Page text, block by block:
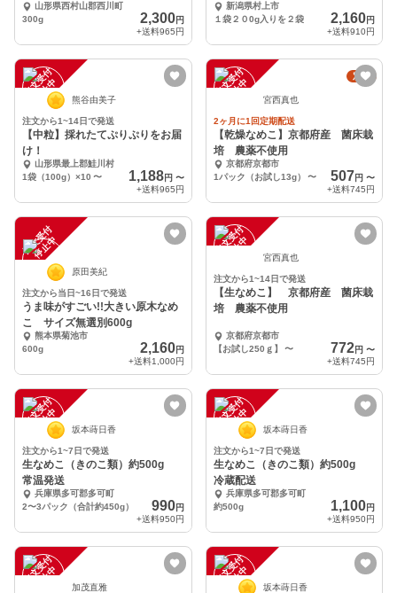
山形県西村山郡西川町
300g
2,300円
+送料965円
新潟県村上市
１袋２０0g入りを２袋
2,160円
+送料910円
注
文
受
付
停
止
中 熊谷由美子
注文から1~14日で発送
【中粒】採れたてぷりぷりをお届
け！
山形県最上郡鮭川村
1袋（100g）×10 〜 1,188円 〜
+送料965円
注
文
受
付
停
止
中
定期
宮西真也
2ヶ月に1回定期配送
【乾燥なめこ】京都府産 菌床栽
培 農薬不使用
京都府京都市
1パック（お試し13g）
〜 507円 〜
+送料745円
注
文
受
付
停
止
中
原田美紀
注文から当日~16日で発送
うま味がすごい!!大きい原木なめ
こ サイズ無選別600g
熊本県菊池市
600g
2,160円
+送料1,000円
注
文
受
付
停
止
中 宮西真也
注文から1~14日で発送
【生なめこ】 京都府産 菌床栽
培 農薬不使用
京都府京都市
【お試し250ｇ】
〜 772円 〜
+送料745円
注
文
受
付
停
止
中 坂本蒔日香
注文から1~7日で発送
生なめこ（きのこ類）約500g
常温発送
兵庫県多可郡多可町
2〜3パック（合計約450g）
990円
+送料950円
注
文
受
付
停
止
中 坂本蒔日香
注文から1~7日で発送
生なめこ（きのこ類）約500g
冷蔵配送
兵庫県多可郡多可町
約500g
1,100円
+送料950円
注
文
受
付
停
止
中 加茂直雅
注
文
受
付
停
止
中 坂本蒔日香